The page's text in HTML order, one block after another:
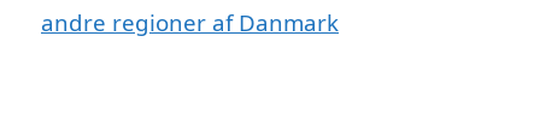
andre regioner af Danmark